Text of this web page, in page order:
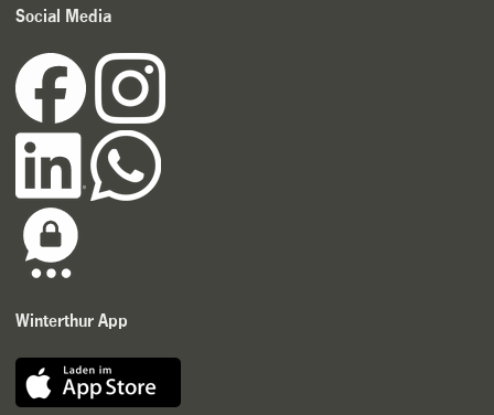
Social Media
Winterthur App